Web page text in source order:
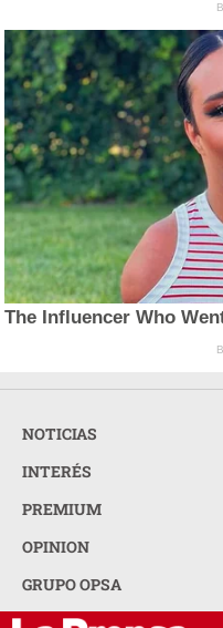
The Influencer Who
NOTICIAS
INTERÉS
PREMIUM
OPINION
GRUPO OPSA